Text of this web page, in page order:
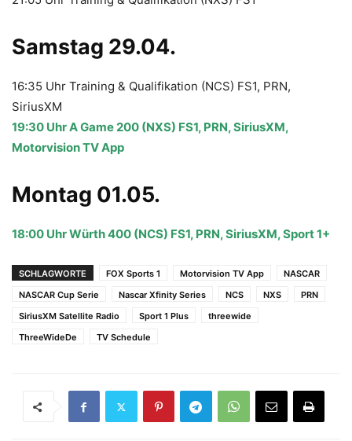
Samstag 29.04.
16:35 Uhr Training & Qualifikation (NCS) FS1, PRN,
SiriusXM
19:30 Uhr A Game 200 (NXS) FS1, PRN, SiriusXM,
Motorvision TV App
Montag 01.05.
18:00 Uhr Würth 400 (NCS) FS1, PRN, SiriusXM, Sport 1+
SCHLAGWORTE FOX Sports 1 Motorvision TV App
NASCAR
NASCAR Cup Serie
Nascar Xfinity Series NCS NXS
PRN
SiriusXM Satellite Radio
Sport 1 Plus
threewide
ThreeWideDe
TV Schedule